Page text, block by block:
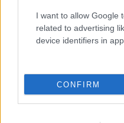
I want to allow Google
related to advertising
device identifiers in
CONFIRM